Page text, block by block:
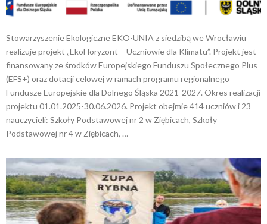
Stowarzyszenie Ekologiczne EKO-UNIA z siedzibą we Wrocławiu
realizuje projekt „EkoHoryzont – Uczniowie dla Klimatu”. Projekt jest
finansowany ze środków Europejskiego Funduszu Społecznego Plus
(EFS+) oraz dotacji celowej w ramach programu regionalnego
Fundusze Europejskie dla Dolnego Śląska 2021-2027. Okres realizacji
projektu 01.01.2025-30.06.2026. Projekt obejmie 414 uczniów i 23
nauczycieli: Szkoły Podstawowej nr 2 w Ziębicach, Szkoły
Podstawowej nr 4 w Ziębicach, …